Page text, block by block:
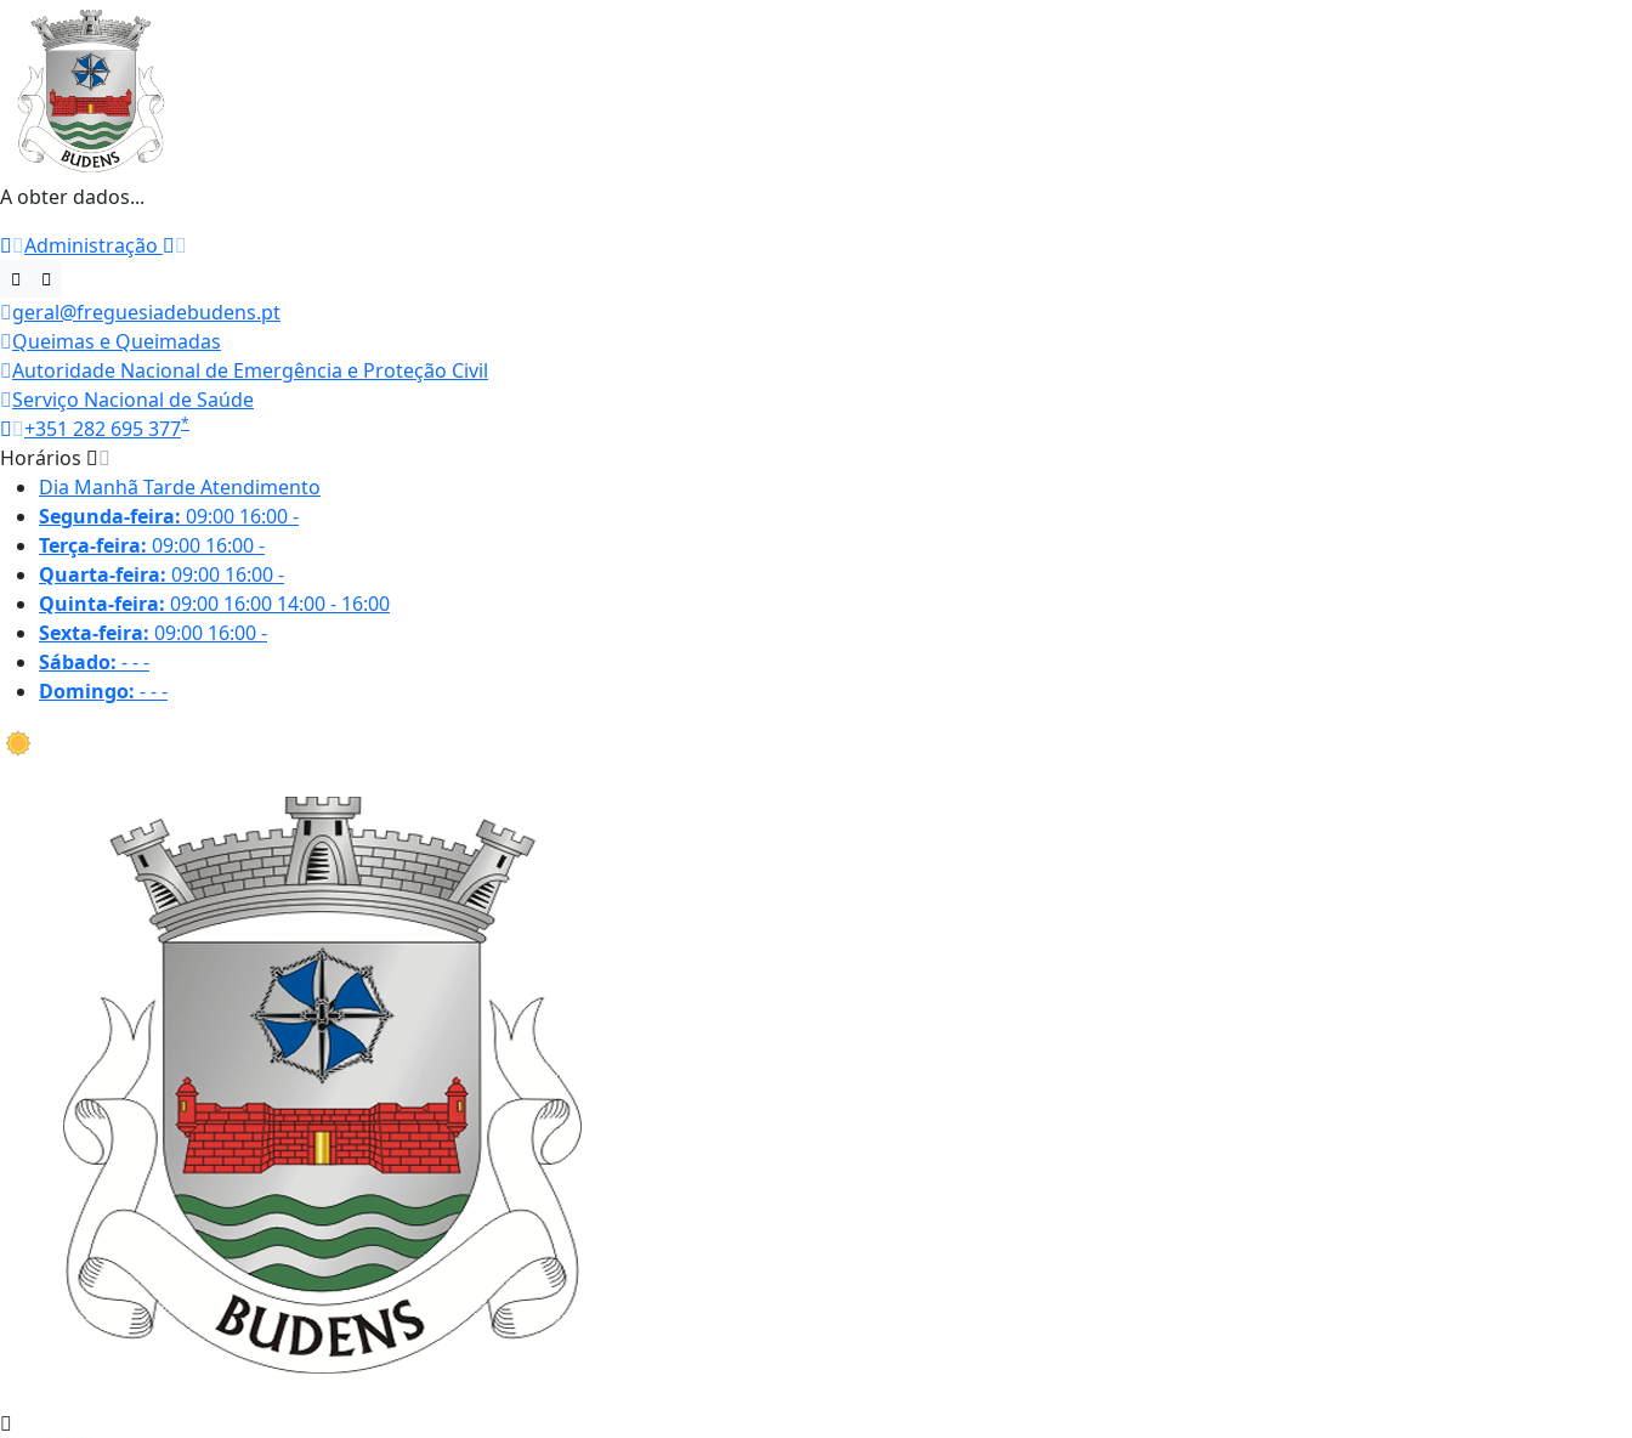
A obter dados...
Administração
geral@freguesiadebudens.pt
Queimas e Queimadas
Autoridade Nacional de Emergência e Proteção Civil
Serviço Nacional de Saúde
+351 282 695 377*
Horários
Dia Manhã TardeAtendimento
Segunda-feira: 09:00 16:00-
Terça-feira: 09:00 16:00-
Quarta-feira: 09:00 16:00-
Quinta-feira: 09:00 16:00 14:00 - 16:00
Sexta-feira: 09:00 16:00-
Sábado: ---
Domingo: ---